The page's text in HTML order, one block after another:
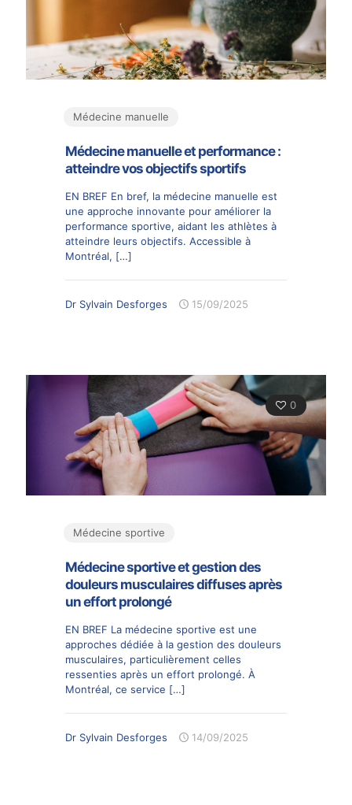
Médecine manuelle
Médecine manuelle et performance :
atteindre vos objectifs sportifs
EN BREF En bref, la médecine manuelle est
une approche innovante pour améliorer la
performance sportive, aidant les athlètes à
atteindre leurs objectifs. Accessible à
Montréal, […]
Dr Sylvain Desforges 15/09/2025
0
Médecine sportive
Médecine sportive et gestion des
douleurs musculaires diffuses après
un effort prolongé
EN BREF La médecine sportive est une
approches dédiée à la gestion des douleurs
musculaires, particulièrement celles
ressenties après un effort prolongé. À
Montréal, ce service […]
Dr Sylvain Desforges 14/09/2025